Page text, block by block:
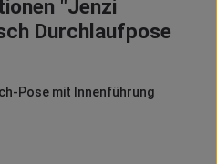
"Jenzi
Durchlaufpose
Pose mit Innenführung